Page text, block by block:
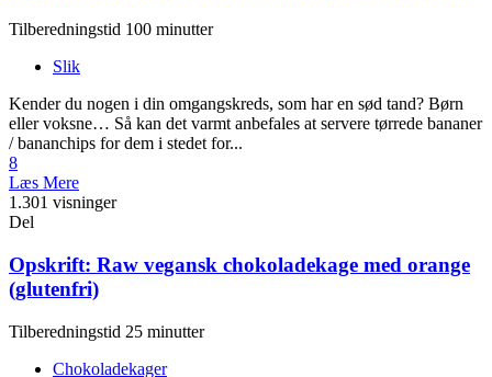
Tilberedningstid 100 minutter
Slik
Kender du nogen i din omgangskreds, som har en sød tand? Børn
eller voksne… Så kan det varmt anbefales at servere tørrede bananer
/ bananchips for dem i stedet for...
8
Læs Mere
1.301 visninger
Del
Opskrift: Raw vegansk chokoladekage med orange
(glutenfri)
Tilberedningstid 25 minutter
Chokoladekager